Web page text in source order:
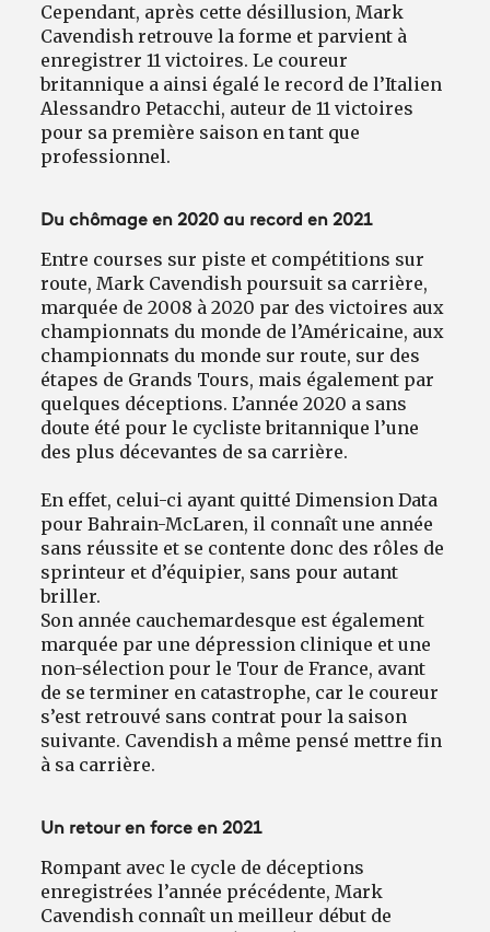
Cependant, après cette désillusion, Mark
Cavendish retrouve la forme et parvient à
enregistrer 11 victoires. Le coureur
britannique a ainsi égalé le record de l’Italien
Alessandro Petacchi, auteur de 11 victoires
pour sa première saison en tant que
professionnel.
Du chômage en 2020 au record en 2021
Entre courses sur piste et compétitions sur
route, Mark Cavendish poursuit sa carrière,
marquée de 2008 à 2020 par des victoires aux
championnats du monde de l’Américaine, aux
championnats du monde sur route, sur des
étapes de Grands Tours, mais également par
quelques déceptions. L’année 2020 a sans
doute été pour le cycliste britannique l’une
des plus décevantes de sa carrière.
En effet, celui-ci ayant quitté Dimension Data
pour Bahrain-McLaren, il connaît une année
sans réussite et se contente donc des rôles de
sprinteur et d’équipier, sans pour autant
briller.
Son année cauchemardesque est également
marquée par une dépression clinique et une
non-sélection pour le Tour de France, avant
de se terminer en catastrophe, car le coureur
s’est retrouvé sans contrat pour la saison
suivante. Cavendish a même pensé mettre fin
à sa carrière.
Un retour en force en 2021
Rompant avec le cycle de déceptions
enregistrées l’année précédente, Mark
Cavendish connaît un meilleur début de